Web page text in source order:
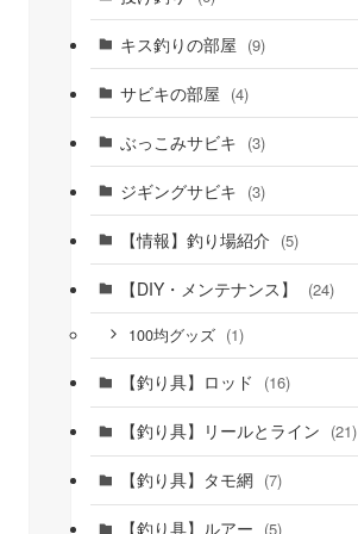
キス釣りの部屋 (9)
サビキの部屋 (4)
ぶっこみサビキ (3)
ジギングサビキ (3)
【情報】釣り場紹介 (5)
【DIY・メンテナンス】 (24)
100均グッズ (1)
【釣り具】ロッド (16)
【釣り具】リールとライン (21)
【釣り具】タモ網 (7)
【釣り具】ルアー (5)